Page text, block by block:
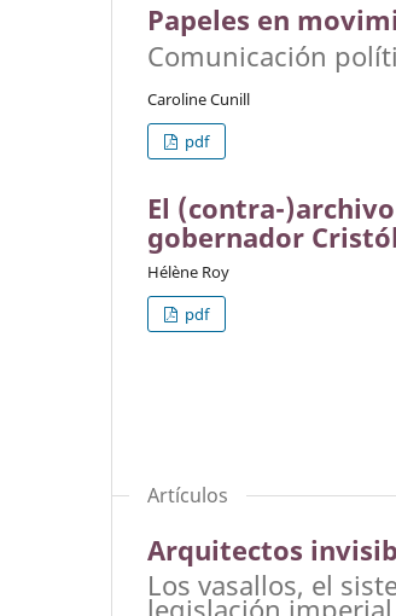
Papeles en
Comunicación
Caroline Cunill
pdf
El (contra-
gobernador
Hélène Roy
pdf
Artículos
Arquitectos
Los vasallos, el